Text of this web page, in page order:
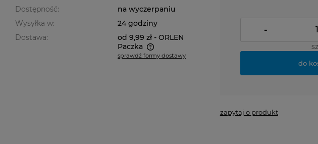
Dostępność:
na wyczerpaniu
Wysyłka w:
24 godziny
Dostawa:
od 9,99 zł - ORLEN
Paczka
sprawdź formy dostawy
-
do
zapytaj o produkt